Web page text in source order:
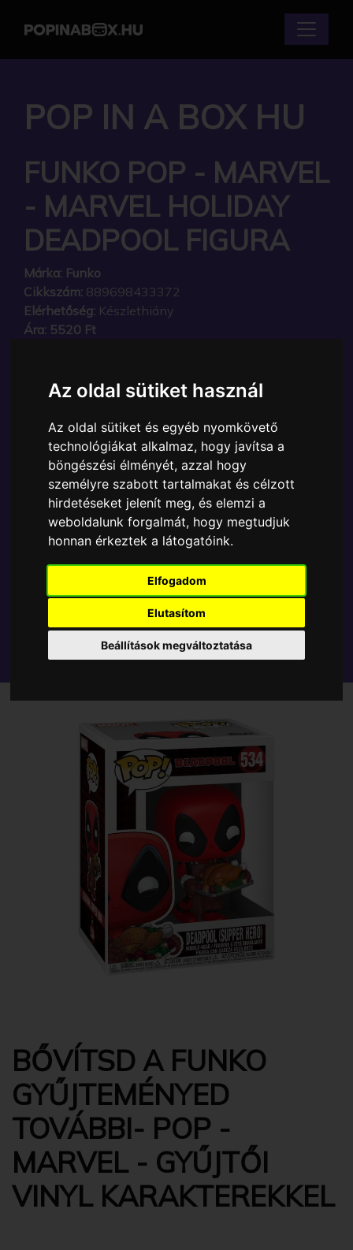
Az oldal sütiket használ
Az oldal sütiket és egyéb nyomkövető
technológiákat alkalmaz, hogy javítsa a
böngészési élményét, azzal hogy
személyre szabott tartalmakat és célzott
hirdetéseket jelenít meg, és elemzi a
weboldalunk forgalmát, hogy megtudjuk
honnan érkeztek a látogatóink.
Elfogadom
Elutasítom
Beállítások megváltoztatása
POP IN A BOX HU
FUNKO POP - MARVEL
- MARVEL HOLIDAY
DEADPOOL FIGURA
Márka: Funko
Cikkszám: 889698433372
Elérhetőség: Készlethiány
Ára: 5520 Ft
Funko POP - Marvel - Marvel Holiday Deadpool
figura, amely ablakos csomagolásban azaz - POP In
A termék sajnos nem elérhető, nézd meg
MÁSOK MIT VESZNEK
Tetszik? Osszd meg másokkal!
BŐVÍTSD A FUNKO
GYŰJTEMÉNYED
TOVÁBBI- POP -
MARVEL - GYŰJTŐI
VINYL KARAKTEREKKEL